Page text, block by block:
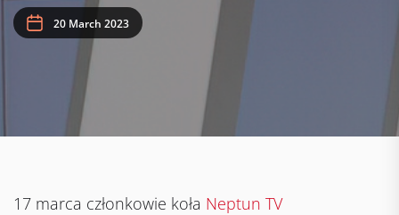
20 March 2023
17 marca członkowie koła Neptun TV